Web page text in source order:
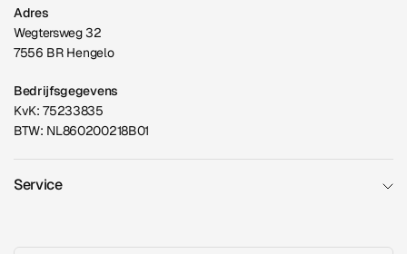
Adres
Wegtersweg 32
7556 BR Hengelo
Bedrijfsgegevens
KvK: 75233835
BTW: NL860200218B01
Service